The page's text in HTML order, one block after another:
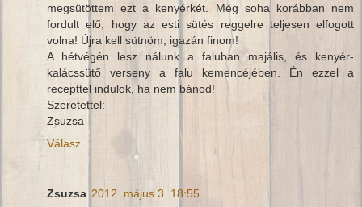
megsütöttem ezt a kenyérkét. Még soha korábban nem
fordult elő, hogy az esti sütés reggelre teljesen elfogott
volna! Újra kell sütnöm, igazán finom!
A hétvégén lesz nálunk a faluban majális, és kenyér-
kalácssütő verseny a falu kemencéjében. Én ezzel a
recepttel indulok, ha nem bánod!
Szeretettel:
Zsuzsa
Válasz
Zsuzsa 2012. május 3. 18:55